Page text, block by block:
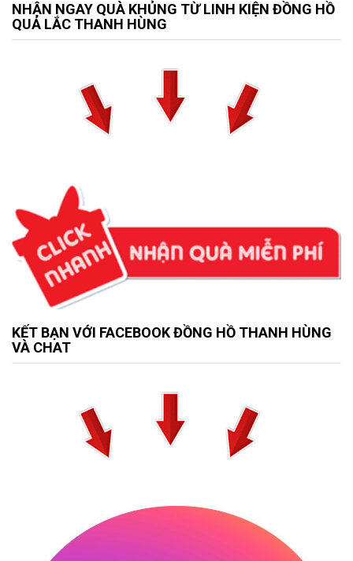
NHẬN NGAY QUÀ KHỦNG TỪ LINH KIỆN ĐỒNG HỒ
QUẢ LẮC THANH HÙNG
KẾT BẠN VỚI FACEBOOK ĐỒNG HỒ THANH HÙNG
VÀ CHAT